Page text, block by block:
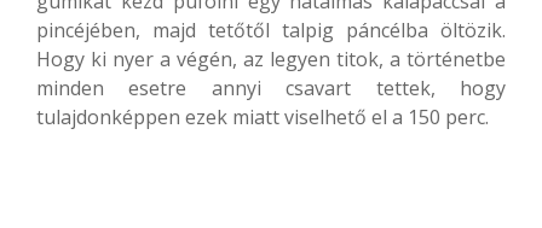
pincéjében, majd tetőtől talpig páncélba öltözik.
Hogy ki nyer a végén, az legyen titok, a történetbe
minden esetre annyi csavart tettek, hogy
tulajdonképpen ezek miatt viselhető el a 150 perc.